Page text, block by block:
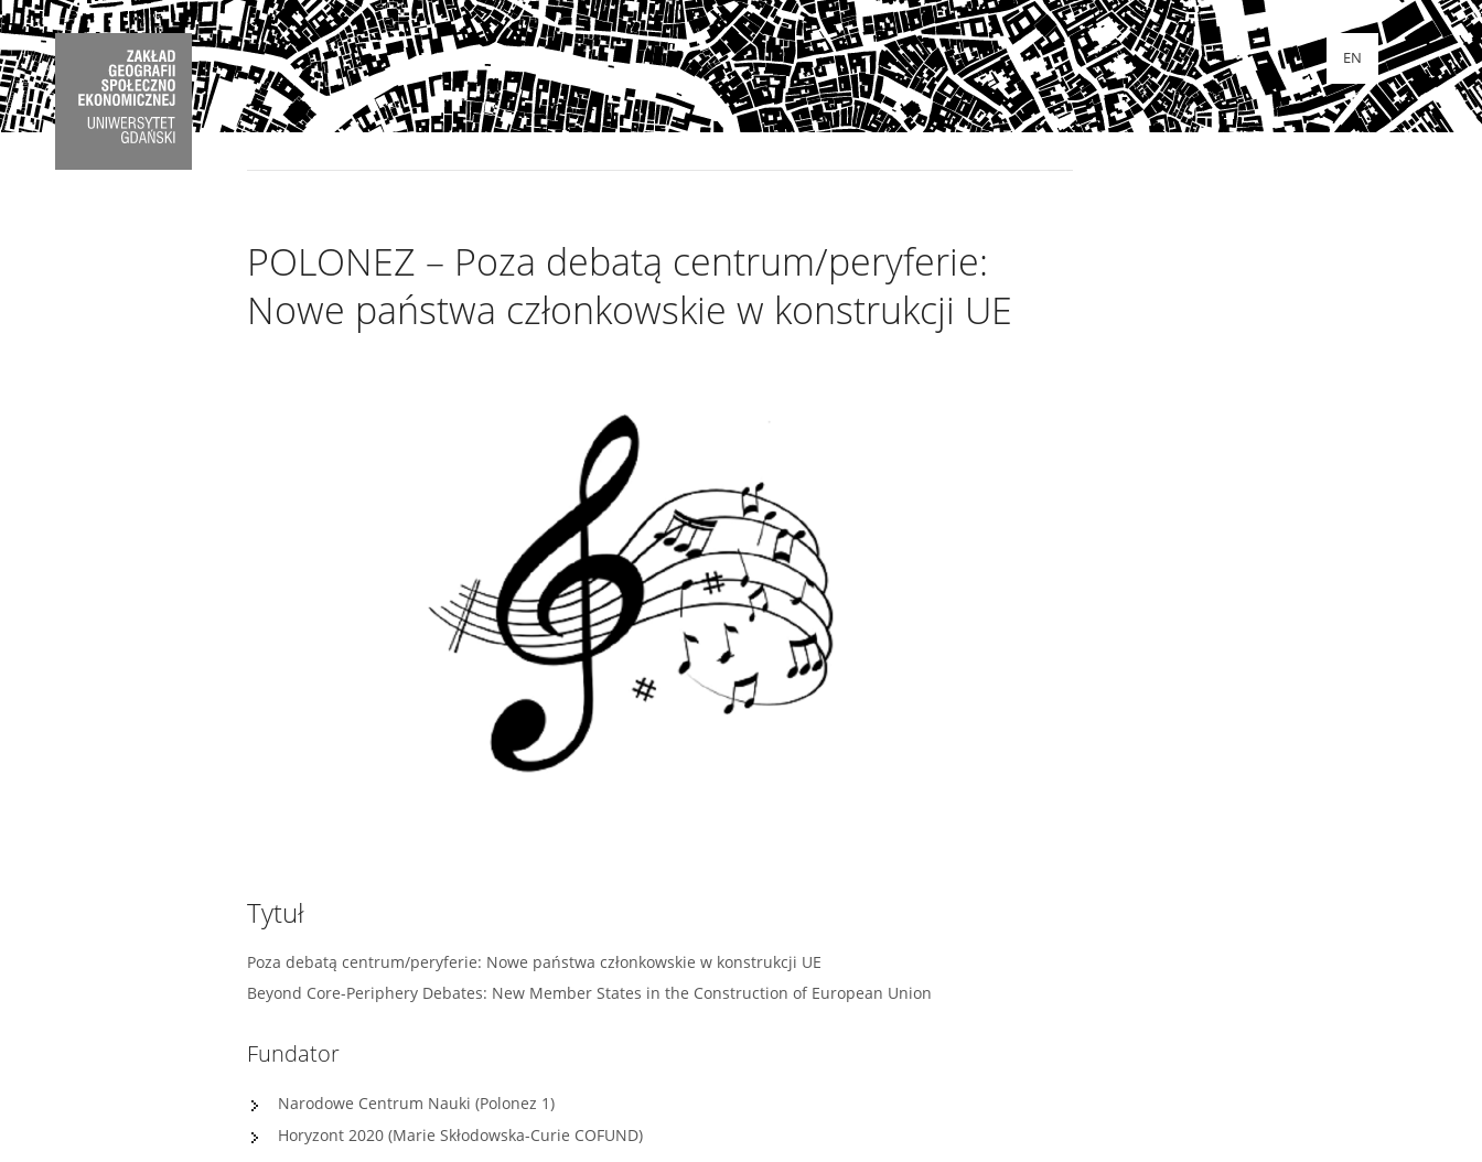
EN
POLONEZ – Poza debatą centrum/peryferie:
Nowe państwa członkowskie w konstrukcji UE
Tytuł
Poza debatą centrum/peryferie: Nowe państwa członkowskie w konstrukcji UE
Beyond Core-Periphery Debates: New Member States in the Construction of European Union
Fundator
Narodowe Centrum Nauki (Polonez 1)
Horyzont 2020 (Marie Skłodowska-Curie COFUND)